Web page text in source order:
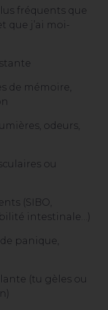
fréquents que
que j’ai moi-
de mémoire,
odeurs,
ou
(SIBO,
intestinale…)
panique,
(tu gèles ou